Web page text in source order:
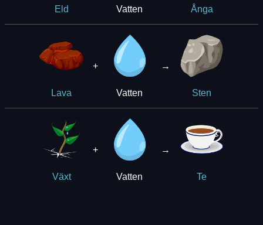
Eld Vatten Ånga
Lava
+
Vatten
→
Sten
Växt
+
Vatten
→
Te